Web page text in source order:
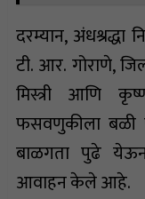
दरम्यान, अंधश्रद्धा
टी. आर. गोराणे,
मिस्त्री आणि
फसवणुकीला बळी
बाळगता पुढे येऊन
आवाहन केले आहे.